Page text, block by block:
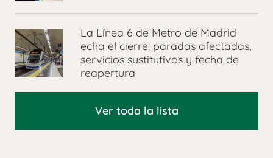
La Línea 6 de Metro de Madrid
echa el cierre: paradas afectadas,
servicios sustitutivos y fecha de
reapertura
Ver toda la lista